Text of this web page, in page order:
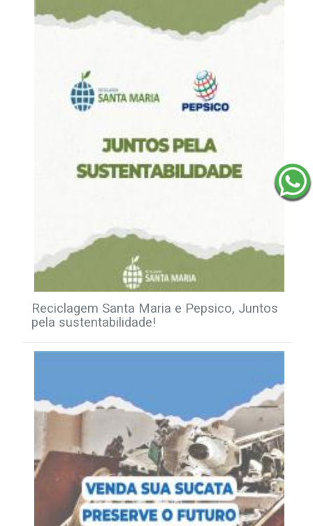
Reciclagem Santa Maria e Pepsico, Juntos
pela sustentabilidade!